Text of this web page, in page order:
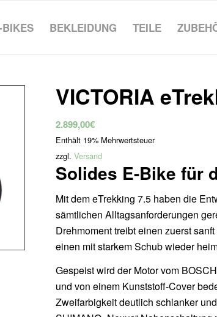
BIKES BEKLEIDUNG TEILE
VICTORIA
2.899,00€
Enthält 19% Mehrwertsteuer
zzgl.Versand
Solides E-Bike für
Mit dem eTrekking 7.5 haben die
sämtlichen Alltagsanforderungen
Drehmoment treibt einen zuerst
einen mit starkem Schub wieder
Gespeist wird der Motor vom
und von einem Kunststoff-Cover
Zweifarbigkeit deutlich schlanker